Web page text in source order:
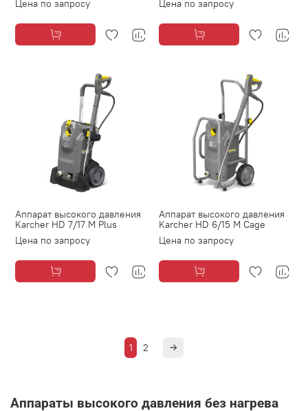
Цена по запросу Цена по запросу
Аппарат высокого давления
Karcher HD 7/17 М Plus
Цена по запросу
Аппарат высокого давления
Karcher HD 6/15 М Cage
Цена по запросу
1 2
Аппараты высокого давления без нагрева